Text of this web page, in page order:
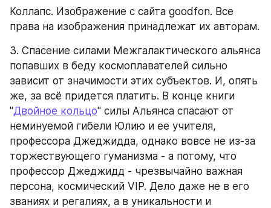
Коллапс. Изображение c сайта goodfon. Все
права на изображения принадлежат их авторам.
3. Спасение силами Межгалактического альянса
попавших в беду космоплавателей сильно
зависит от значимости этих субъектов. И, опять
же, за всё придется платить. В конце книги
"Двойное кольцо" силы Альянса спасают от
неминуемой гибели Юлию и ее учителя,
профессора Джеджидда, однако вовсе не из-за
торжествующего гуманизма - а потому, что
профессор Джеджидд - чрезвычайно важная
персона, космический VIP. Дело даже не в его
званиях и регалиях, а в уникальности и